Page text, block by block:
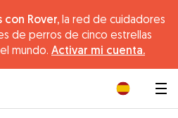
Rover, la red de cuidadores
de perros de cinco estrellas
mundo. Activar mi cuenta.